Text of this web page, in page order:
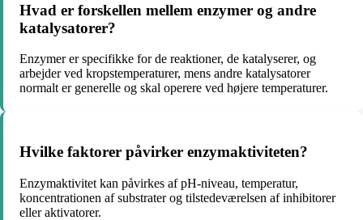
Hvad er forskellen mellem enzymer og andre
katalysatorer?
Enzymer er specifikke for de reaktioner, de katalyserer, og
arbejder ved kropstemperaturer, mens andre katalysatorer
normalt er generelle og skal operere ved højere temperaturer.
Hvilke faktorer påvirker enzymaktiviteten?
Enzymaktivitet kan påvirkes af pH-niveau, temperatur,
koncentrationen af ​​substrater og tilstedeværelsen af ​​inhibitorer
eller aktivatorer.